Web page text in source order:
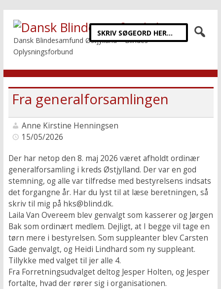
Dansk Blindesamfund Østjylland – Blindes
Oplysningsforbund
Fra generalforsamlingen
Anne Kirstine Henningsen
15/05/2026
Der har netop den 8. maj 2026 været afholdt ordinær
generalforsamling i kreds Østjylland. Der var en god
stemning, og alle var tilfredse med bestyrelsens indsats
det forgangne år. Har du lyst til at læse beretningen, så
skriv til mig på hks@blind.dk.
Laila Van Overeem blev genvalgt som kasserer og Jørgen
Bak som ordinært medlem. Dejligt, at I begge vil tage en
tørn mere i bestyrelsen. Som suppleanter blev Carsten
Gade genvalgt, og Heidi Lindhard som ny suppleant.
Tillykke med valget til jer alle 4.
Fra Forretningsudvalget deltog Jesper Holten, og Jesper
fortalte, hvad der rører sig i organisationen.